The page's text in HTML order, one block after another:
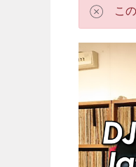
こ